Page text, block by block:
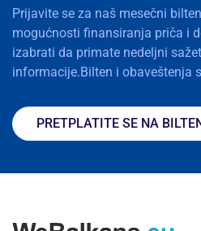
Prijavite se za naš mesečni
mogućnosti finansiranja priča i
izabrati da primate nedeljni
informacije.Bilten i obaveštenja
PRETPLATITE SE NA